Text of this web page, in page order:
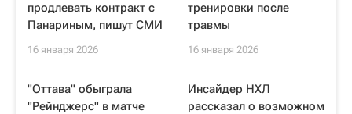
продлевать контракт с
Панариным, пишут СМИ
16 января 2026
тренировки после
травмы
16 января 2026
"Оттава" обыграла
"Рейнджерс" в матче
Инсайдер НХЛ
рассказал о возможном